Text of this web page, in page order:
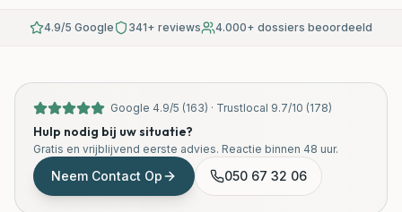
4.9/5 Google 341+ reviews 4.000+ dossiers beoordeeld
Google 4.9/5 (163) · Trustlocal 9.7/10 (178)
Hulp nodig bij uw situatie?
Gratis en vrijblijvend eerste advies. Reactie binnen 48 uur.
Neem Contact Op 050 67 32 06